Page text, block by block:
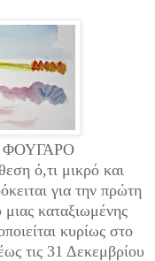
ΦΟΥΓΑΡΟ
ό,τι μικρό και
για την πρώτη
καταξιωμένης
κυρίως στο
τις 31 Δεκεμβρίου